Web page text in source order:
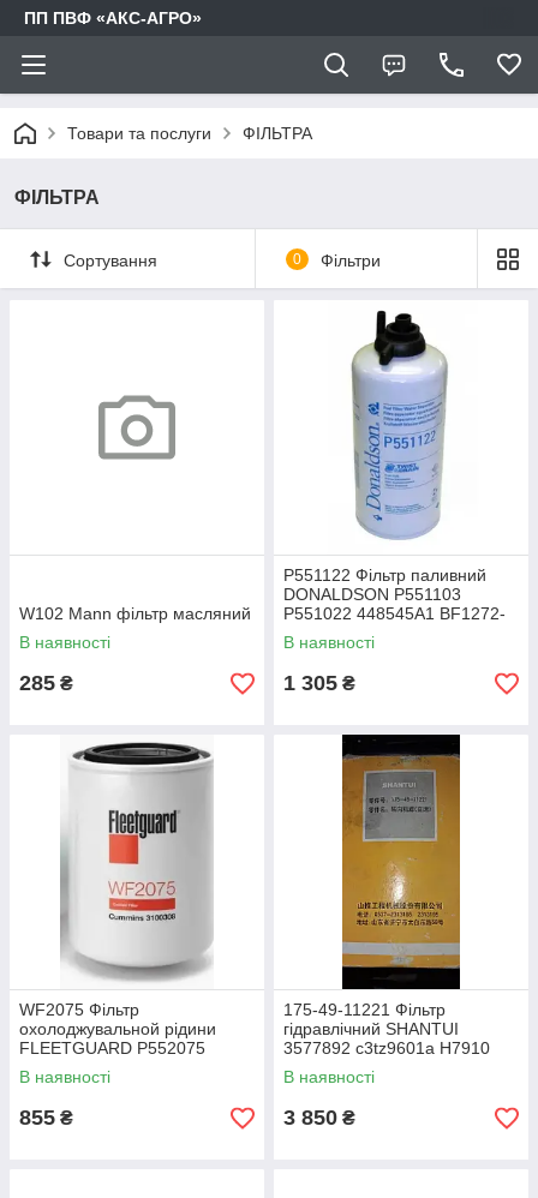
ПП ПВФ «АКС-АГРО»
Товари та послуги ФІЛЬТРА
ФІЛЬТРА
Сортування 0 Фільтри
W102 Mann фільтр масляний
В наявності
285 ₴
P551122 Фільтр паливний
DONALDSON P551103
P551022 448545A1 BF1272-
SPS 84557526 J800394
33422 72511906
В наявності
1 305 ₴
WF2075 Фільтр
охолоджувальной рідини
FLEETGUARD P552075
24075 WA9407 P554075
BW5075 LFW4075
В наявності
855 ₴
175-49-11221 Фільтр
гідравлічний SHANTUI
3577892 c3tz9601a H7910
175-49-11222 SFH1222
DISH60163 1754911222
В наявності
3 850 ₴